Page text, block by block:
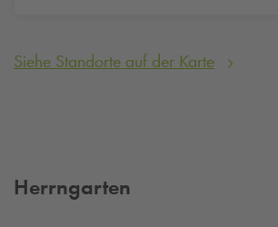
Siehe Standorte auf der Karte
Herrngarten